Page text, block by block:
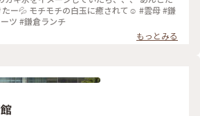
たー💦 モチモチの白玉に癒されて☺️ #雲母 #鎌
ツ #鎌倉ランチ
もっとみる